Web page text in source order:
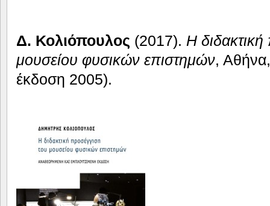
Δ. Κολιόπουλος (2017). Η
μουσείου φυσικών επιστημών,
έκδοση 2005).